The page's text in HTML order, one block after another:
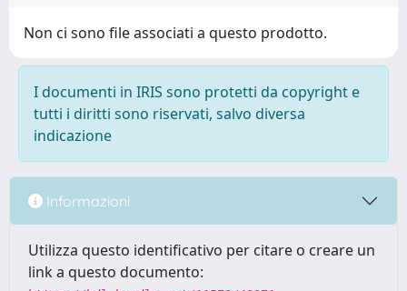
Non ci sono file associati a questo prodotto.
I documenti in IRIS sono protetti da copyright e
tutti i diritti sono riservati, salvo diversa
indicazione
Informazioni
Utilizza questo identificativo per citare o creare un
link a questo documento: